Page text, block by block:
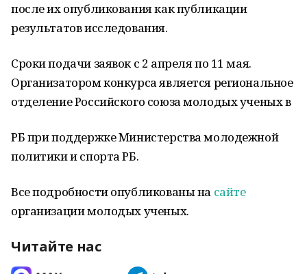
после их опубликования как публикации
результатов исследования.
Сроки подачи заявок с 2 апреля по 11 мая.
Организатором конкурса является региональное
отделение Российского союза молодых ученых в
РБ при поддержке Министерства молодежной
политики и спорта РБ.
Все подробности опубликованы на сайте
организации молодых ученых.
Читайте нас